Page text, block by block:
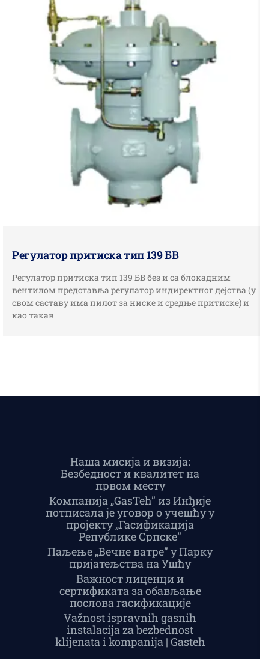
Регулатор притиска тип 139 БВ
Регулатор притиска тип 139 БВ без и са блокадним
вентилом представља регулатор индиректног дејства (у
свом саставу има пилот за ниске и средње притиске) и
као такав
Наша мисија и визија:
Безбедност и квалитет на
првом месту
Компанија „GasTeh” из Инђије
потписала је уговор о учешћу у
пројекту „Гасификација
Републике Српске”
Паљење „Вечне ватре” у Парку
пријатељства на Ушћу
Важност лиценци и
сертификата за обављање
послова гасификације
Važnost ispravnih gasnih
instalacija za bezbednost
klijenata i kompanija | Gasteh